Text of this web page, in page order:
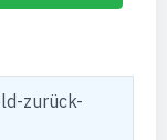
zurück-